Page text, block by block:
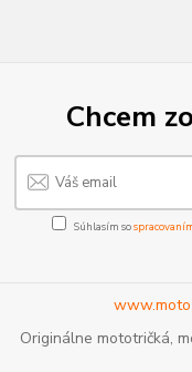
Chcem
Súhlasím so
Originálne mototričká,